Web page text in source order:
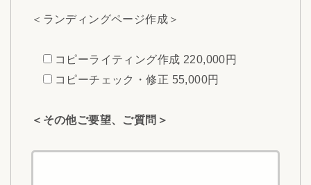
＜ランディングページ作成＞
コピーライティング作成 220,000円
コピーチェック・修正 55,000円
＜その他ご要望、ご質問＞